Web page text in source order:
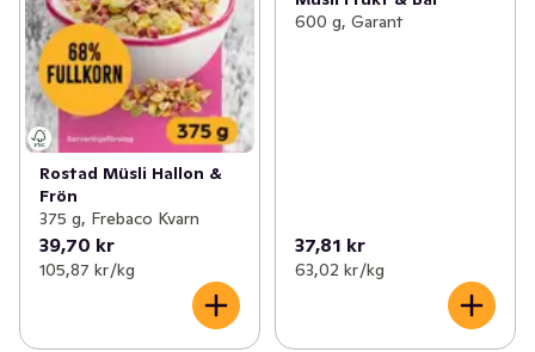
Rostad Müsli Hallon &
Frön
375 g, Frebaco Kvarn
39,70 kr
105,87 kr /kg
600 g, Garant
37,81 kr
63,02 kr /kg